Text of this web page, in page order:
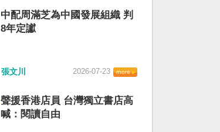
中配周滿芝為中國發展組織 判
8年定讞
張文川 2026-07-23
聲援香港店員 台灣獨立書店高
喊：閱讀自由